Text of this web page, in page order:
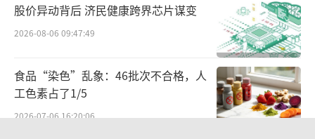
股价异动背后 济民健康跨界芯片谋变
2026-08-06 09:47:49
食品“染色”乱象：46批次不合格，人
工色素占了1/5
2026-07-06 16:20:06